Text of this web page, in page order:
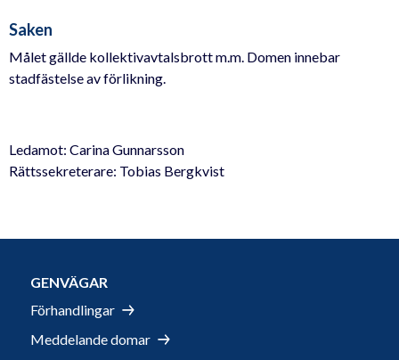
Saken
Målet gällde kollektivavtalsbrott m.m. Domen innebar
stadfästelse av förlikning.
Ledamot: Carina Gunnarsson
Rättssekreterare: Tobias Bergkvist
GENVÄGAR
Förhandlingar
Meddelande domar